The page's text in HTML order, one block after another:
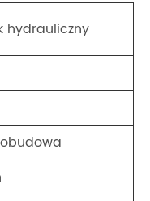
hydrauliczny